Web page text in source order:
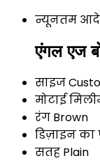
न्यूनतम
एंगल एज
साइज
मोटाई
रंग Brown
डिज़ाइन का
सतह Plain